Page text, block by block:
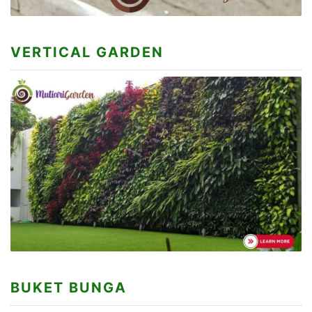
VERTICAL GARDEN
BUKET BUNGA